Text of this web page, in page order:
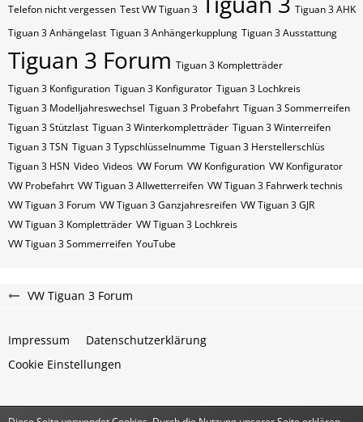
Telefon nicht vergessen Test VW Tiguan 3
Tiguan 3 AHK
Tiguan 3 Anhängelast Tiguan 3 Anhängerkupplung Tiguan 3 Ausstattung
Tiguan 3 Forum Tiguan 3 Kompletträder
Tiguan 3 Konfiguration Tiguan 3 Konfigurator Tiguan 3 Lochkreis
Tiguan 3 Modelljahreswechsel Tiguan 3 Probefahrt Tiguan 3 Sommerreifen
Tiguan 3 Stützlast Tiguan 3 Winterkompletträder Tiguan 3 Winterreifen
Tiguan 3​​​​ TSN Tiguan 3​​​​ Typschlüsselnumme Tiguan 3​​​​​ Herstellerschlüs
Tiguan 3​​​​​ HSN Video Videos VW Forum VW Konfiguration VW Konfigurator
VW Probefahrt VW Tiguan 3 Allwetterreifen VW Tiguan 3 Fahrwerk technis
VW Tiguan 3 Forum VW Tiguan 3 Ganzjahresreifen VW Tiguan 3 GJR
VW Tiguan 3 Kompletträder VW Tiguan 3 Lochkreis
VW Tiguan 3 Sommerreifen YouTube
VW Tiguan 3 Forum
Impressum
Datenschutzerklärung
Cookie Einstellungen